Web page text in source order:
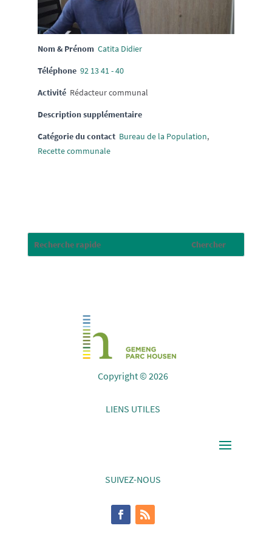
Nom & Prénom Catita Didier
Téléphone 92 13 41 - 40
Activité Rédacteur communal
Description supplémentaire
Catégorie du contact Bureau de la Population,
Recette communale
Copyright © 2026
LIENS UTILES
SUIVEZ-NOUS